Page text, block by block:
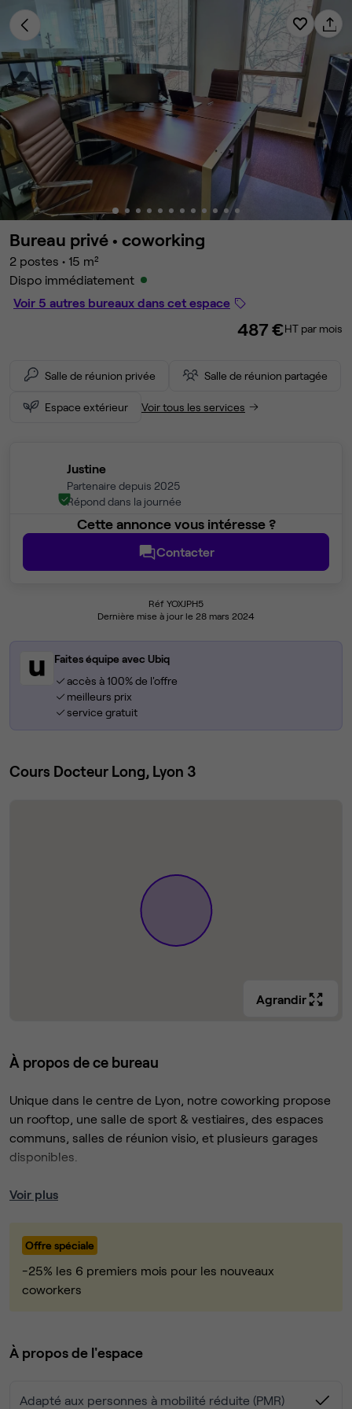
Bureau privé • coworking
2 postes • 15 m²
Dispo immédiatement
Voir 5 autres bureaux dans cet espace
487 €HT par mois
Salle de réunion privée Salle de réunion partagée
Espace extérieur Voir tous les services
Justine
Partenaire depuis 2025
Répond dans la journée
Cette annonce vous intéresse ?
Contacter
Réf YOXJPH5
Dernière mise à jour le 28 mars 2024
Faites équipe avec Ubiq
accès à 100% de l'offre
meilleurs prix
service gratuit
Cours Docteur Long, Lyon 3
Agrandir
À propos de ce bureau
Unique dans le centre de Lyon, notre coworking propose
un rooftop, une salle de sport & vestiaires, des espaces
communs, salles de réunion visio, et plusieurs garages
disponibles.
Nous proposons des bureaux privés, lumineux et très bien
Situé au cœur de Montchat dans le 3ème arrondissement,
avec toutes les commodités au pied de l’immeuble (la
Poste, boulangerie, traiteur, restaurants…), ce coworking
Formule flexible et tout compris (wifi, café, thé, ménage,
pour une installation immédiate et facile.
Voir plus
Offre spéciale
-25% les 6 premiers mois pour les nouveaux
coworkers
À propos de l'espace
Adapté aux personnes à mobilité réduite (PMR)